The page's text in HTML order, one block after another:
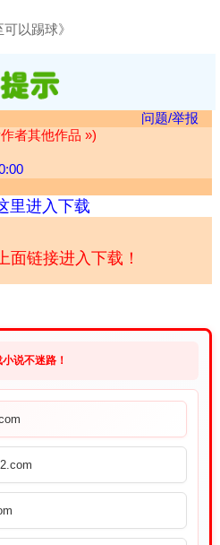
以踢球》
问题/举报
者其他作品 »)
里进入下载
面链接进入下载！
说不迷路！